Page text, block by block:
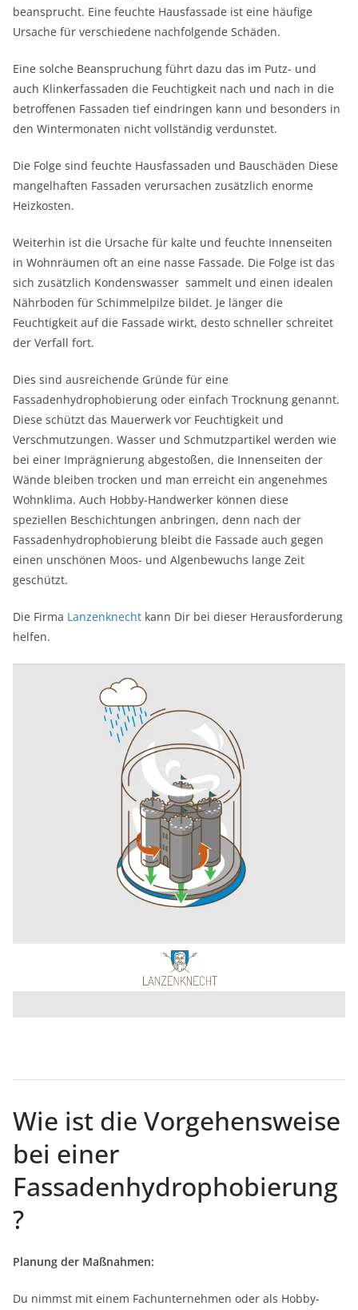
beansprucht. Eine feuchte Hausfassade ist eine häufige
Ursache für verschiedene nachfolgende Schäden.
Eine solche Beanspruchung führt dazu das im Putz- und
auch Klinkerfassaden die Feuchtigkeit nach und nach in die
betroffenen Fassaden tief eindringen kann und besonders in
den Wintermonaten nicht vollständig verdunstet.
Die Folge sind feuchte Hausfassaden und Bauschäden Diese
mangelhaften Fassaden verursachen zusätzlich enorme
Heizkosten.
Weiterhin ist die Ursache für kalte und feuchte Innenseiten
in Wohnräumen oft an eine nasse Fassade. Die Folge ist das
sich zusätzlich Kondenswasser sammelt und einen idealen
Nährboden für Schimmelpilze bildet. Je länger die
Feuchtigkeit auf die Fassade wirkt, desto schneller schreitet
der Verfall fort.
Dies sind ausreichende Gründe für eine
Fassadenhydrophobierung oder einfach Trocknung genannt.
Diese schützt das Mauerwerk vor Feuchtigkeit und
Verschmutzungen. Wasser und Schmutzpartikel werden wie
bei einer Imprägnierung abgestoßen, die Innenseiten der
Wände bleiben trocken und man erreicht ein angenehmes
Wohnklima. Auch Hobby-Handwerker können diese
speziellen Beschichtungen anbringen, denn nach der
Fassadenhydrophobierung bleibt die Fassade auch gegen
einen unschönen Moos- und Algenbewuchs lange Zeit
geschützt.
Die Firma Lanzenknecht kann Dir bei dieser Herausforderung
helfen.
Wie ist die Vorgehensweise
bei einer
Fassadenhydrophobierung
?
Planung der Maßnahmen:
Du nimmst mit einem Fachunternehmen oder als Hobby-